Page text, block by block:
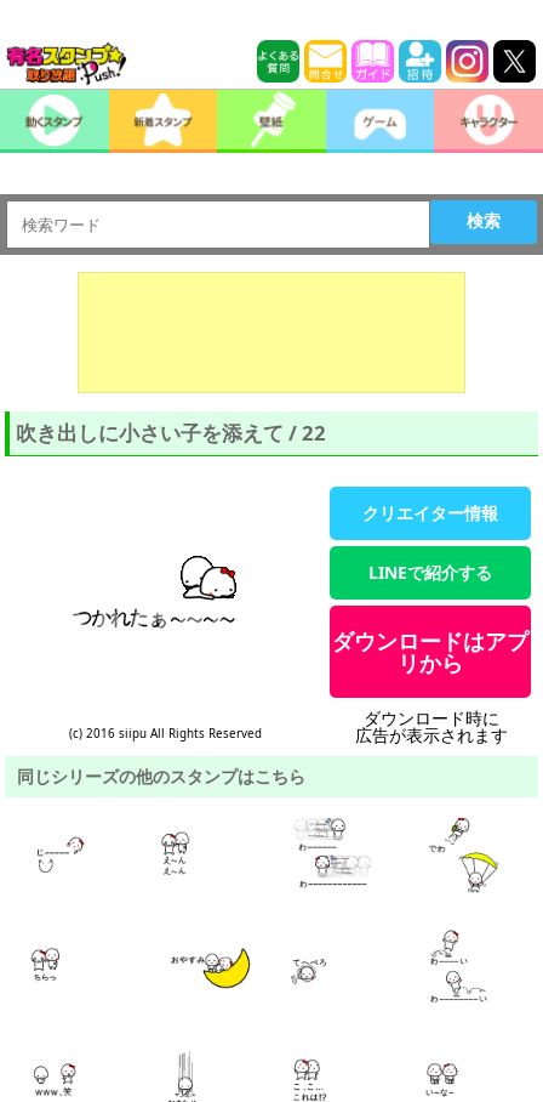
検索
吹き出しに小さい子を添えて / 22
(c) 2016 siipu All Rights Reserved
クリエイター情報
LINEで紹介する
ダウンロードはアプ
リから
ダウンロード時に
広告が表示されます
同じシリーズの他のスタンプはこちら